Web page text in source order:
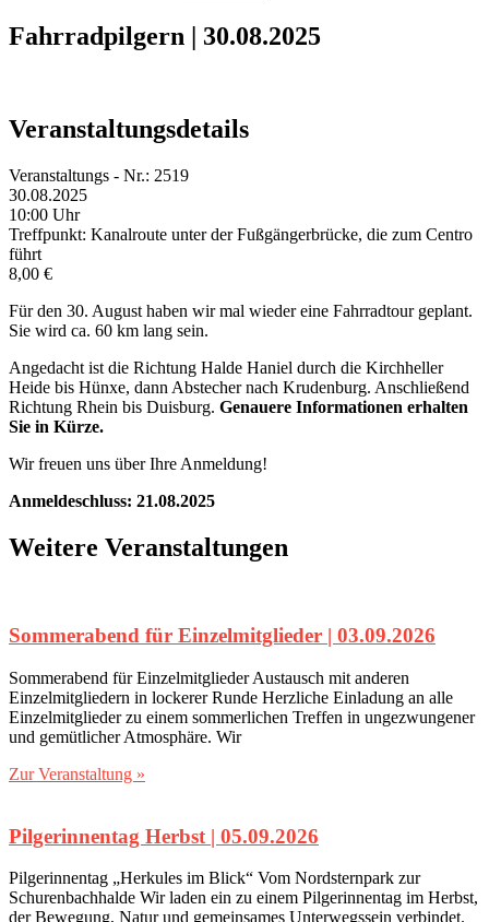
Fahrradpilgern | 30.08.2025
Veranstaltungsdetails
Veranstaltungs - Nr.: 2519
30.08.2025
10:00 Uhr
Treffpunkt: Kanalroute unter der Fußgängerbrücke, die zum Centro
führt
8,00 €
Für den 30. August haben wir mal wieder eine Fahrradtour geplant.
Sie wird ca. 60 km lang sein.
Angedacht ist die Richtung Halde Haniel durch die Kirchheller
Heide bis Hünxe, dann Abstecher nach Krudenburg. Anschließend
Richtung Rhein bis Duisburg. Genauere Informationen erhalten
Sie in Kürze.
Wir freuen uns über Ihre Anmeldung!
Anmeldeschluss: 21.08.2025
Weitere Veranstaltungen
Sommerabend für Einzelmitglieder | 03.09.2026
Sommerabend für Einzelmitglieder Austausch mit anderen
Einzelmitgliedern in lockerer Runde Herzliche Einladung an alle
Einzelmitglieder zu einem sommerlichen Treffen in ungezwungener
und gemütlicher Atmosphäre. Wir
Zur Veranstaltung »
Pilgerinnentag Herbst | 05.09.2026
Pilgerinnentag „Herkules im Blick“ Vom Nordsternpark zur
Schurenbachhalde Wir laden ein zu einem Pilgerinnentag im Herbst,
der Bewegung, Natur und gemeinsames Unterwegssein verbindet.